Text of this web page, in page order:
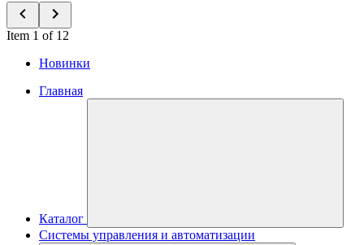
Item 1 of 12
Новинки
Главная
Каталог
Системы управления и автоматизации